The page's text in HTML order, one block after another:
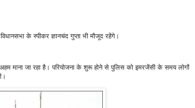
के स्पीकर ज्ञानचंद गुप्ता भी मौजूद रहेंगे।
माना जा रहा है। परियोजना के शुरू होने से पुलिस को इमरजेंसी के समय लोगों